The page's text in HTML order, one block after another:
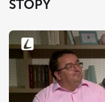
STOPY